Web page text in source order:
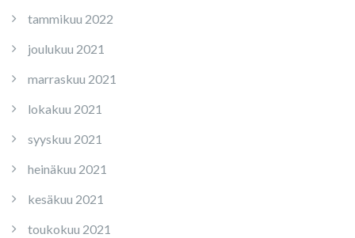
tammikuu 2022
joulukuu 2021
marraskuu 2021
lokakuu 2021
syyskuu 2021
heinäkuu 2021
kesäkuu 2021
toukokuu 2021